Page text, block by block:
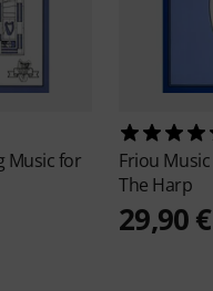
Music for
Friou Music
The Harp
29,90 €